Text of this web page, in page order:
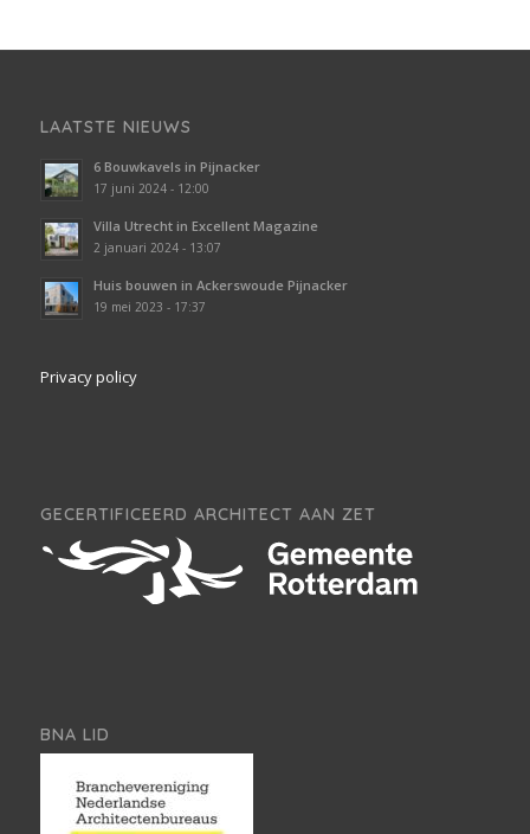
LAATSTE NIEUWS
6 Bouwkavels in Pijnacker
17 juni 2024 - 12:00
Villa Utrecht in Excellent Magazine
2 januari 2024 - 13:07
Huis bouwen in Ackerswoude Pijnacker
19 mei 2023 - 17:37
Privacy policy
GECERTIFICEERD ARCHITECT AAN ZET
BNA LID